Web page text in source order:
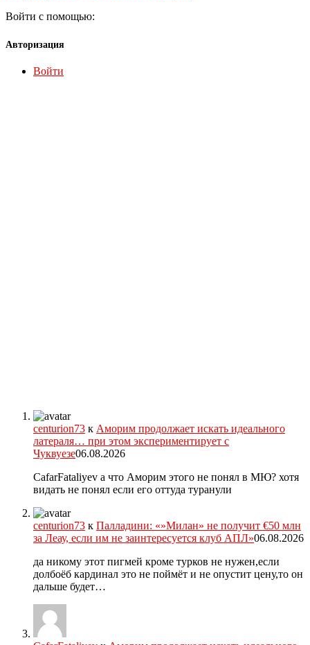
Войти с помощью:
Авторизация
Войти
centurion73 к Аморим продолжает искать идеального
латераля… при этом экспериментирует с
Чуквуезе06.08.2026
CafarFataliyev а что Аморим этого не понял в МЮ? хотя
видать не понял если его оттуда туранули
centurion73 к Палладини: «»Милан» не получит €50 млн
за Леау, если им не заинтересуется клуб АПЛ»06.08.2026
да никому этот пигмей кроме турков не нужен,если
долбоёб кардинал это не поймёт и не опустит цену,то он
дальше будет…